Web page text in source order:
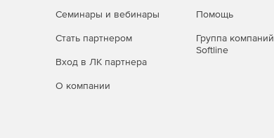
Семинары и вебинары
Стать партнером
Вход в ЛК партнера
О компании
Помощь
Группа компаний
Softline